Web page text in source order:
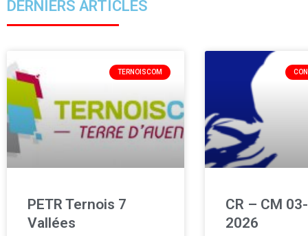
DERNIERS ARTICLES
TERNOISCOM
PETR Ternois 7
Vallées
CR – CM
2026